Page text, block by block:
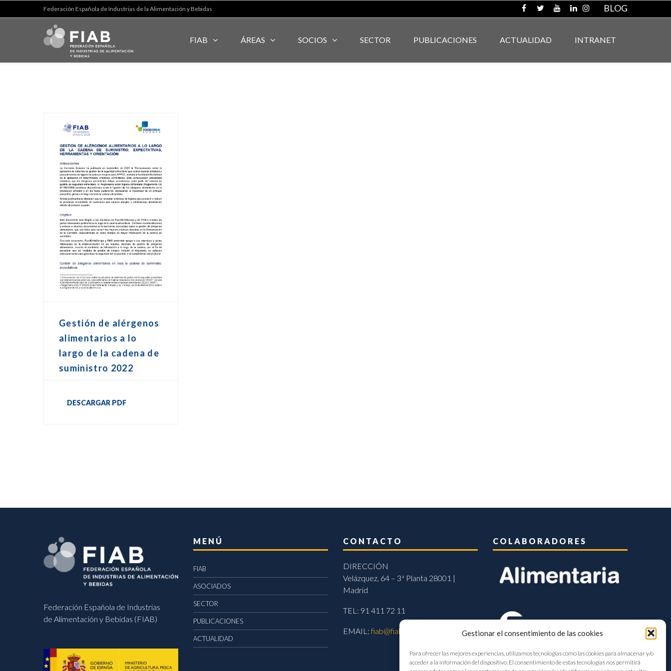
Gestionar el consentimiento de las cookies
Para ofrecer las mejores experiencias, utilizamos tecnologías como las cookies para almacenar y/o
acceder a la información del dispositivo. El consentimiento de estas tecnologías nos permitirá
Federación Española de Industrias de la Alimentación y Bebidas BLOG
FIAB ÁREAS SOCIOS SECTOR PUBLICACIONES ACTUALIDAD INTRANET
Gestión de alérgenos
alimentarios a lo
largo de la cadena de
suministro 2022
DESCARGAR PDF
Federación Española de Industrias
de Alimentación y Bebidas (FIAB)
MENÚ
FIAB
ASOCIADOS
SECTOR
PUBLICACIONES
ACTUALIDAD
CONTACTO
DIRECCIÓN
Velázquez, 64 – 3ª Planta 28001 |
Madrid
TEL: 91 411 72 11
EMAIL:fiab@fiab.es
COLABORADORES